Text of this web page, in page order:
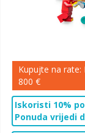
Kupujte na rate:
800 €
Iskoristi 10%
Ponuda vrijedi